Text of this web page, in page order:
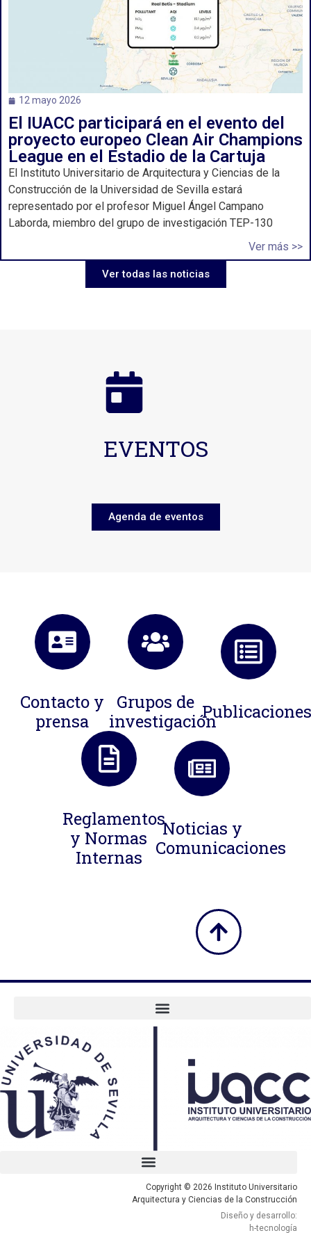
12 mayo 2026
El IUACC participará en el evento del
proyecto europeo Clean Air Champions
League en el Estadio de la Cartuja
El Instituto Universitario de Arquitectura y Ciencias de la
Construcción de la Universidad de Sevilla estará
representado por el profesor Miguel Ángel Campano
Laborda, miembro del grupo de investigación TEP-130
Ver más >>
Ver todas las noticias
EVENTOS
Agenda de eventos
Contacto y
prensa
Grupos de
investigación
Reglamentos
y Normas
Internas
Noticias y
Comunicaciones
Copyright © 2026 Instituto Universitario
Arquitectura y Ciencias de la Construcción
Diseño y desarrollo:
h-tecnología